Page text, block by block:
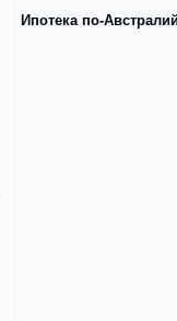
Ипотека по-